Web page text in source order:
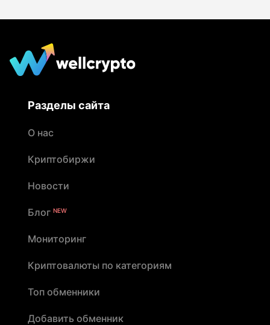
Разделы сайта
О нас
Криптобиржи
Новости
Блог NEW
Мониторинг
Криптовалюты по категориям
Топ обменники
Добавить обменник